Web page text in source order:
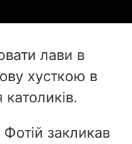
лави в
хусткою в
католиків.
закликав